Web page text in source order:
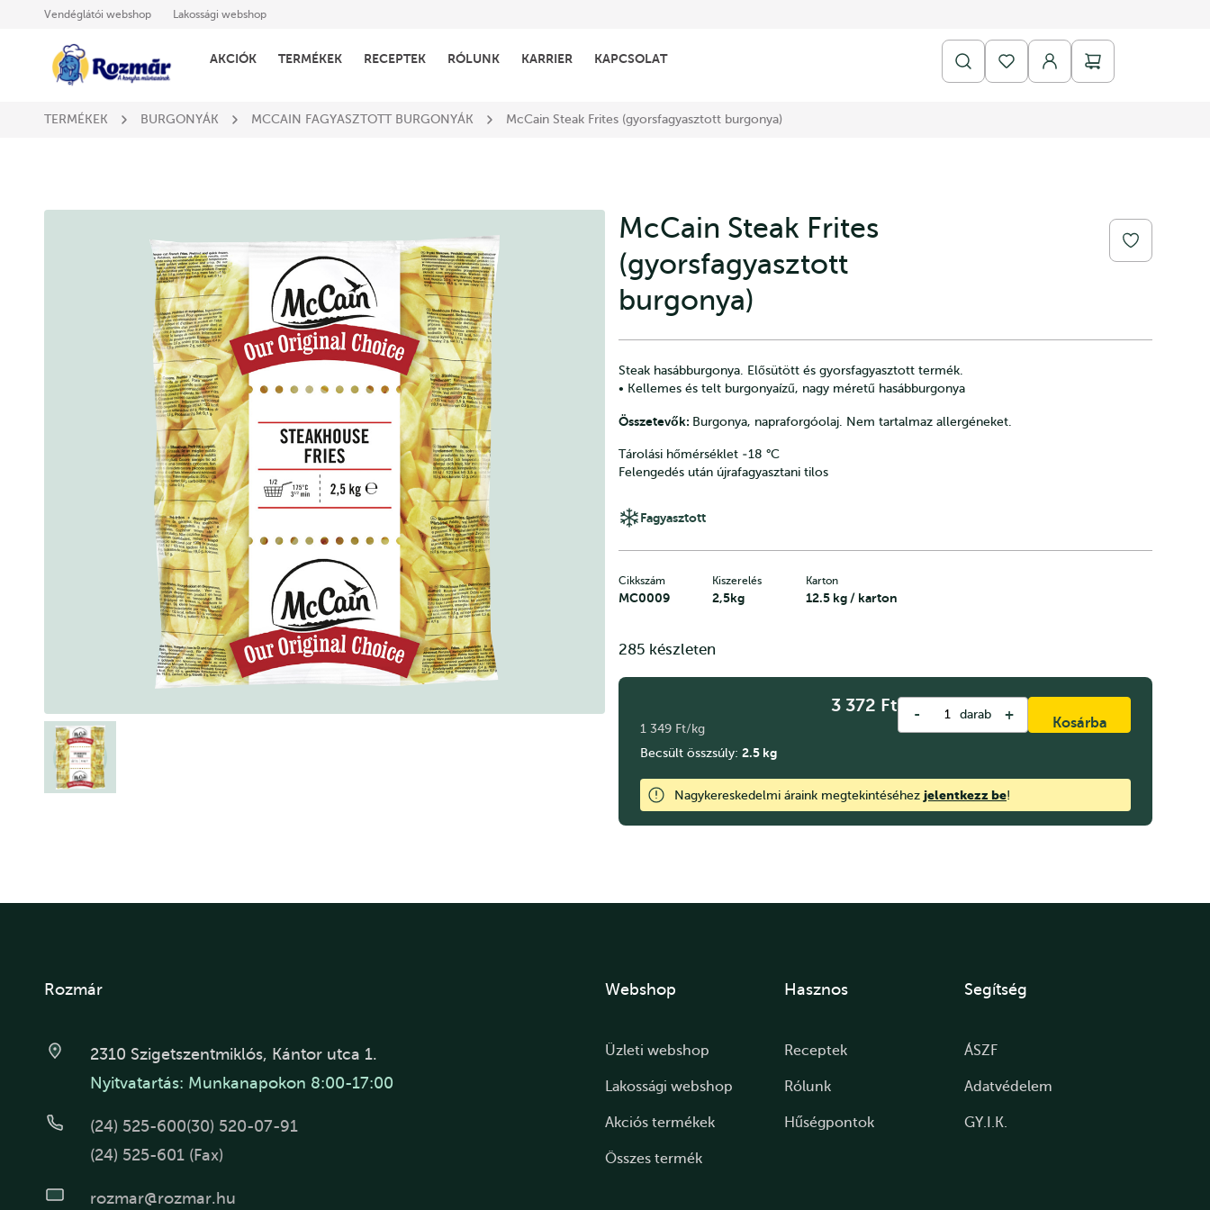
Vendéglátói webshop Lakossági webshop
AKCIÓK TERMÉKEK RECEPTEK RÓLUNK KARRIER KAPCSOLAT
TERMÉKEK BURGONYÁK MCCAIN FAGYASZTOTT BURGONYÁK McCain Steak Frites (gyorsfagyasztott burgonya)
McCain Steak Frites
(gyorsfagyasztott
burgonya)
Steak hasábburgonya. Elősütött és gyorsfagyasztott termék.
• Kellemes és telt burgonyaízű, nagy méretű hasábburgonya
Összetevők: Burgonya, napraforgóolaj. Nem tartalmaz allergéneket.
Tárolási hőmérséklet ‐18 °C
Felengedés után újrafagyasztani tilos
Fagyasztott
Cikkszám
MC0009
Kiszerelés
2,5kg
Karton
12.5 kg / karton
285 készleten
3 372 Ft
1 349 Ft/kg
- darab + Kosárba
Becsült összsúly: 2.5 kg
Nagykereskedelmi áraink megtekintéséhez jelentkezz be!
Rozmár
2310 Szigetszentmiklós, Kántor utca 1.
Nyitvatartás: Munkanapokon 8:00-17:00
(24) 525-600(30) 520-07-91
(24) 525-601 (Fax)
rozmar@rozmar.hu
Webshop
Üzleti webshop
Lakossági webshop
Akciós termékek
Összes termék
Hasznos
Receptek
Rólunk
Hűségpontok
Segítség
ÁSZF
Adatvédelem
GY.I.K.